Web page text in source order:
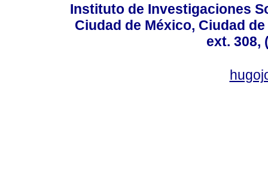
Instituto de Investigaciones
Ciudad de México, Ciudad
ext. 308,